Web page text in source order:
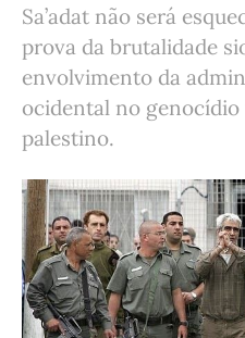
Sa’adat não será
prova da brutalidade
envolvimento da
ocidental no
palestino.